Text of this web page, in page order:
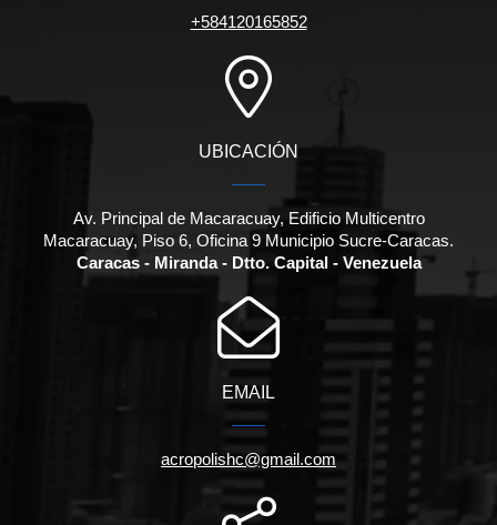
+584120165852
UBICACIÓN
Av. Principal de Macaracuay, Edificio Multicentro
Macaracuay, Piso 6, Oficina 9 Municipio Sucre-Caracas.
Caracas - Miranda - Dtto. Capital - Venezuela
EMAIL
acropolishc@gmail.com